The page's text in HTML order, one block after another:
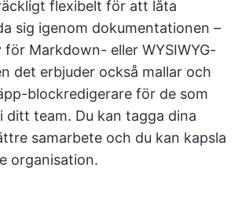
flexibelt för att låta
sig igenom dokumentationen –
Markdown- eller WYSIWYG-
det erbjuder också mallar och
blockredigerare för de som
ditt team. Du kan tagga dina
samarbete och du kan kapsla
organisation.